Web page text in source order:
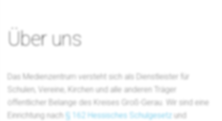
Über uns
Das Medienzentrum versteht sich als Dienstleister für
Schulen, Vereine, Kirchen und alle anderen Träger
öffentlicher Belange des Kreises Groß-Gerau. Wir sind eine
Einrichtung nach
§ 162 Hessisches Schulgesetz und